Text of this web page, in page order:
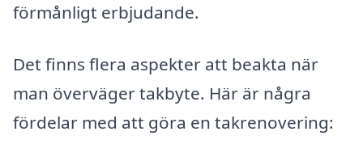
förmånligt erbjudande.
Det finns flera aspekter att beakta när
man överväger takbyte. Här är några
fördelar med att göra en takrenovering: